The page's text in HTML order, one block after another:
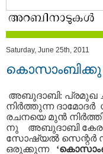
Saturday, June 25th, 2011
കൊസാംബിക്കു
അബുദാബി: പ്രമുഖ
നിര്‍ത്തുന്ന
രചനയെ മുന്‍
നു അബുദാബി
സോഷ്യല്‍ സെന്റര്‍
ഒരുക്കുന്ന